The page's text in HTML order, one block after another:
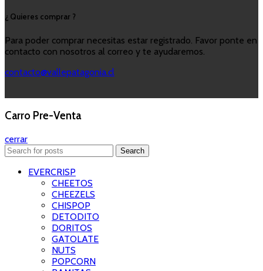
¿ Quieres comprar ?
Para poder comprar necesitas estar registrado. Favor ponte en
contacto con nosotros al correo y te ayudaremos.
contacto@vallepatagonia.cl
Carro Pre-Venta
cerrar
Search
EVERCRISP
CHEETOS
CHEEZELS
CHISPOP
DETODITO
DORITOS
GATOLATE
NUTS
POPCORN